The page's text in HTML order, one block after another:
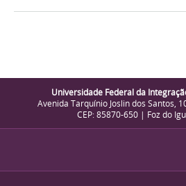
Universidade Federal da
Avenida Tarquínio Joslin dos Santos,
CEP: 85870-650 | Foz do